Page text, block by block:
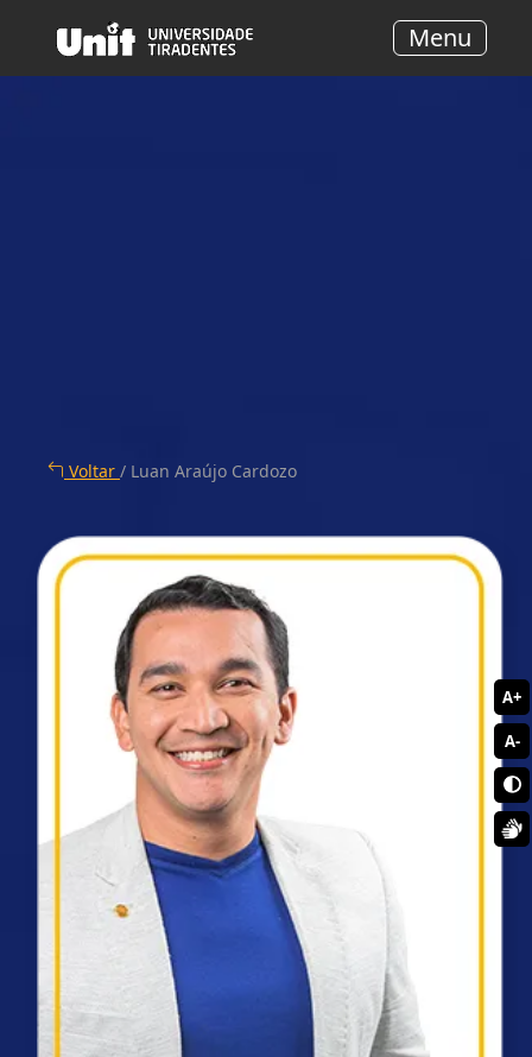
Menu
Voltar / Luan Araújo Cardozo
A+
A-